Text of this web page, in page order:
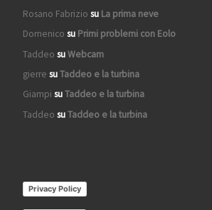
Rosano Fabrizio su La prima neve
Domenico su Primi problemi con Eolo
Taddeo suWebcam
gierre suTaddeo e la turbina
Giampi suTaddeo e la turbina
Taddeo suTaddeo e la turbina
Privacy Policy